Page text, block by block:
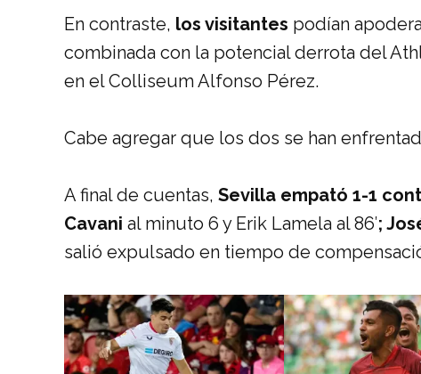
En contraste, los visitantes podían
combinada con la potencial derrota del
en el Colliseum Alfonso Pérez.
Cabe agregar que los dos se han
A final de cuentas, Sevilla empató 1-1
Cavani al minuto 6 y Erik Lamela al 86′;
salió expulsado en tiempo de